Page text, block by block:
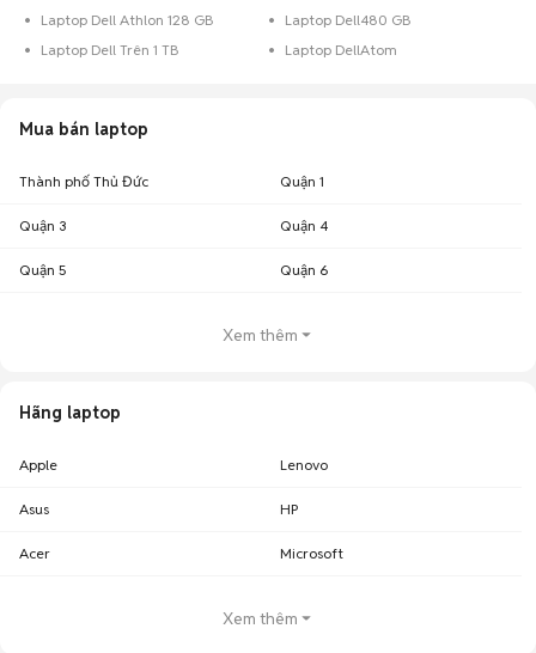
Laptop Dell Athlon 128 GB
Laptop Dell480 GB
Laptop Dell Trên 1 TB
Laptop DellAtom
Mua bán laptop
Thành phố Thủ Đức Quận 1
Quận 3 Quận 4
Quận 5 Quận 6
Xem thêm
Hãng laptop
Apple Lenovo
Asus HP
Acer Microsoft
Xem thêm